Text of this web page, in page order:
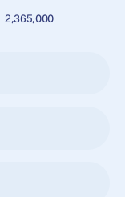
2,365,000